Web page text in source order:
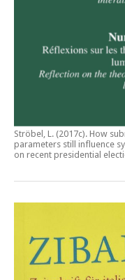
Ströbel, L. (2017c). How
parameters still influence
on recent presidential